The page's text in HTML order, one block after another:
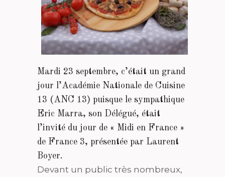
Mardi 23 septembre, c’était un grand
jour l’Académie Nationale de Cuisine
13 (ANC 13) puisque le sympathique
Eric Marra, son Délégué, était
l’invité du jour de « Midi en France »
de France 3, présentée par Laurent
Boyer.
Devant un public très nombreux,